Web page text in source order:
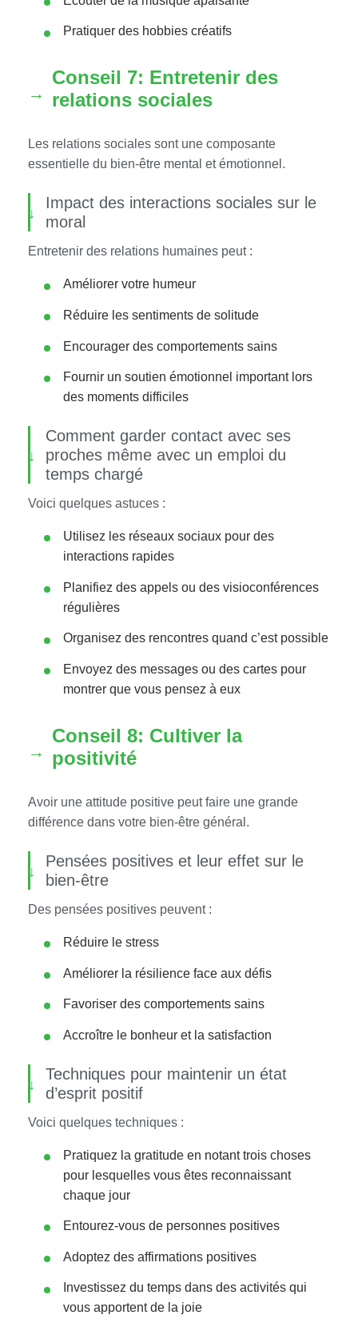
Pratiquer des hobbies créatifs
Conseil 7: Entretenir des
relations sociales
Les relations sociales sont une composante
essentielle du bien-être mental et émotionnel.
Impact des interactions sociales sur le
moral
Entretenir des relations humaines peut :
Améliorer votre humeur
Réduire les sentiments de solitude
Encourager des comportements sains
Fournir un soutien émotionnel important lors
des moments difficiles
Comment garder contact avec ses
proches même avec un emploi du
temps chargé
Voici quelques astuces :
Utilisez les réseaux sociaux pour des
interactions rapides
Planifiez des appels ou des visioconférences
régulières
Organisez des rencontres quand c’est possible
Envoyez des messages ou des cartes pour
montrer que vous pensez à eux
Conseil 8: Cultiver la
positivité
Avoir une attitude positive peut faire une grande
différence dans votre bien-être général.
Pensées positives et leur effet sur le
bien-être
Des pensées positives peuvent :
Réduire le stress
Améliorer la résilience face aux défis
Favoriser des comportements sains
Accroître le bonheur et la satisfaction
Techniques pour maintenir un état
d’esprit positif
Voici quelques techniques :
Pratiquez la gratitude en notant trois choses
pour lesquelles vous êtes reconnaissant
chaque jour
Entourez-vous de personnes positives
Adoptez des affirmations positives
Investissez du temps dans des activités qui
vous apportent de la joie